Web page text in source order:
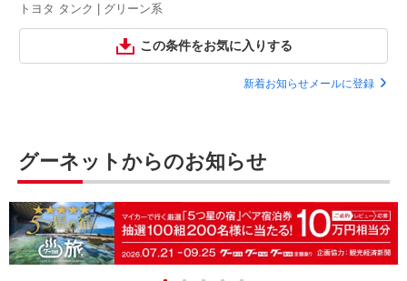
トヨタ タンク | グリーン系
この条件をお気に入りする
新着お知らせメールに登録
グーネットからのお知らせ